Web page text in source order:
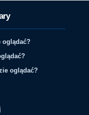
oglądać?
oglądać?